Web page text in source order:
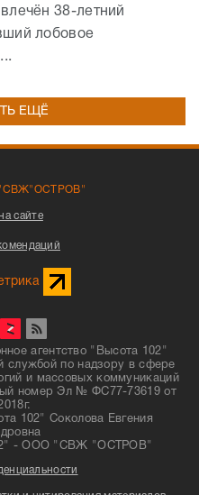
38-летний
лобовое
ЕЩЁ
"СВЖ"ОСТРОВ"
сайте
агентство "Высота 102"
службой по надзору в сфере
и массовых коммуникаций
номер Эл № ФС77-73619 от
102" Соколова Евгения
- ООО "СВЖ "ОСТРОВ"